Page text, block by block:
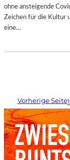
ohne ansteigende
Zeichen für die Kultur
eine…
Vorherige Seite1